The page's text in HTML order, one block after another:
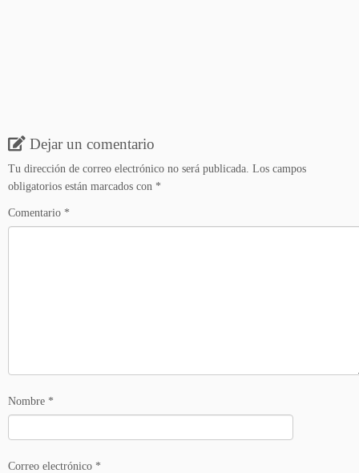
Dejar un comentario
Tu dirección de correo electrónico no será publicada. Los campos
obligatorios están marcados con *
Comentario *
Nombre *
Correo electrónico *